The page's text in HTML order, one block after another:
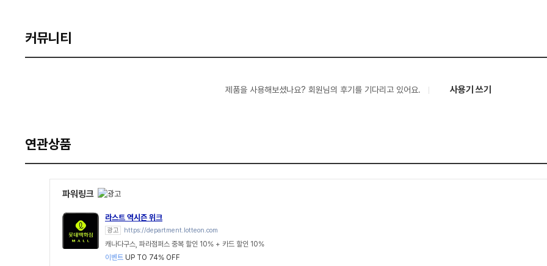
커뮤니티
제품을 사용해보셨나요? 회원님의 후기를 기다리고 있어요. 사용기 쓰기
연관상품
파워링크
라스트 역시즌 위크
광고 https://department.lotteon.com
캐나다구스, 파라점퍼스 중복 할인 10% + 카드 할인 10%
이벤트 UP TO 74% OFF